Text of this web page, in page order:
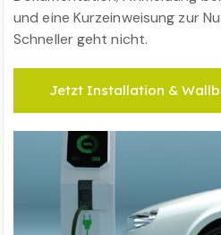
und eine Kurzeinweisung zur
Schneller geht nicht.
Jetzt Installation &